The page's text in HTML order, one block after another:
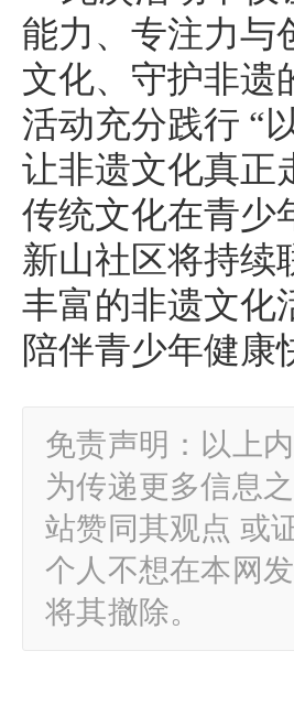
能力、专注力与
文化、守护非遗
活动充分践行 “
让非遗文化真正
传统文化在青少
新山社区将持续
丰富的非遗文化
陪伴青少年健康
免责声明：以上
为传递更多信息
站赞同其观点 或
个人不想在本网
将其撤除。